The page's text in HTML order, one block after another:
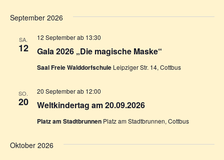
September 2026
SA.
12 Gala 2026 „Die magische Maske“
12 September ab 13:30
Saal Freie Walddorfschule Leipziger Str. 14, Cottbus
SO.
20 Weltkindertag am 20.09.2026
20 September ab 12:00
Platz am Stadtbrunnen Platz am Stadtbrunnen, Cottbus
Oktober 2026